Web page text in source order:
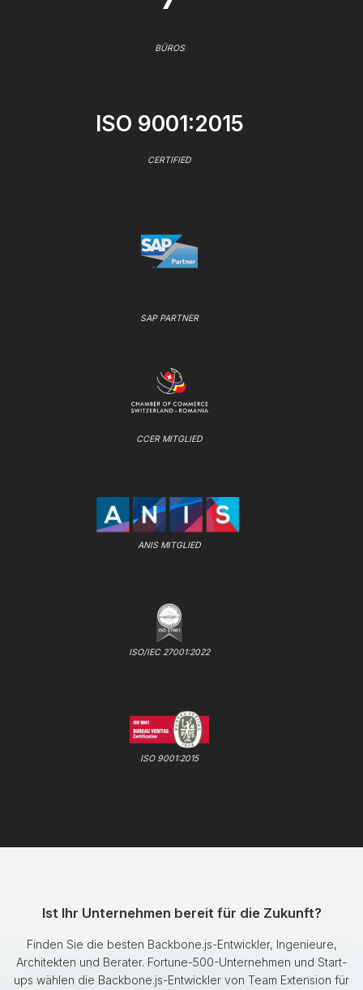
BÜROS
ISO 9001:2015
CERTIFIED
SAP PARTNER
CCER MITGLIED
ANIS MITGLIED
ISO/IEC 27001:2022
ISO 9001:2015
Ist Ihr Unternehmen bereit für die Zukunft?
Finden Sie die besten Backbone.js-Entwickler, Ingenieure,
Architekten und Berater. Fortune-500-Unternehmen und Start-
ups wählen die Backbone.js-Entwickler von Team Extension für